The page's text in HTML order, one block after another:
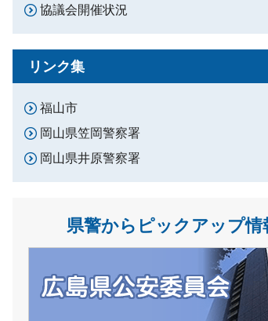
協議会開催状況
リンク集
福山市
岡山県笠岡警察署
岡山県井原警察署
県警からピックアップ情